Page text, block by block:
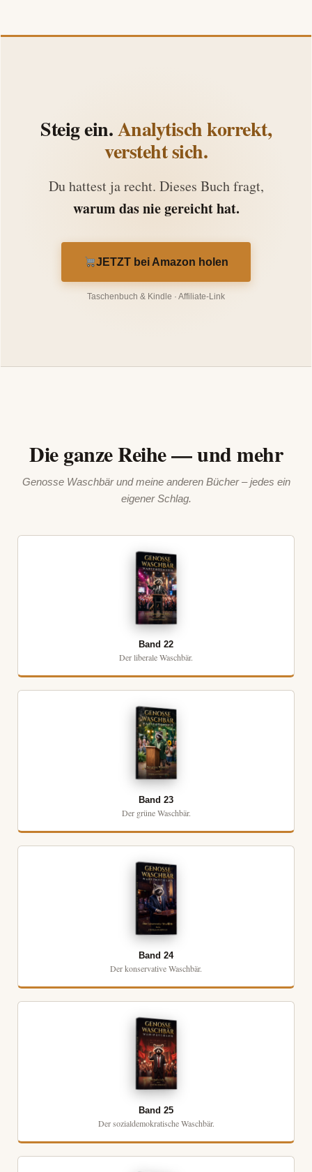
Steig ein.Analytisch korrekt,
versteht sich.
Du hattest ja recht. Dieses Buch fragt,
warum das nie gereicht hat.
JETZT bei Amazon holen
Taschenbuch & Kindle · Affiliate-Link
Die ganze Reihe — und mehr
Genosse Waschbär und meine anderen Bücher – jedes ein
eigener Schlag.
Band 22
Der liberale Waschbär.
Band 23
Der grüne Waschbär.
Band 24
Der konservative Waschbär.
Band 25
Der sozialdemokratische Waschbär.